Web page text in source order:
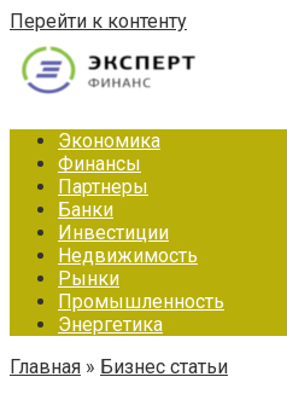
Перейти к контенту
Экономика
Финансы
Партнеры
Банки
Инвестиции
Недвижимость
Рынки
Промышленность
Энергетика
Главная » Бизнес статьи